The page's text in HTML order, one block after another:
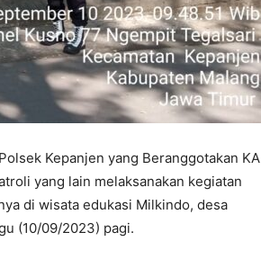
Kepanjen yang Beranggotakan KA
yang lain melaksanakan kegiatan
di wisata edukasi Milkindo, desa
(10/09/2023) pagi.